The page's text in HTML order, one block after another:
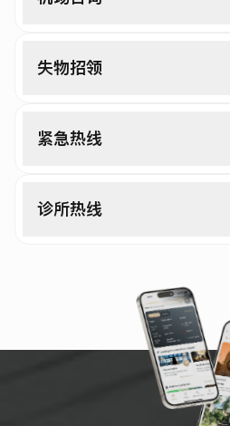
失物招领
紧急热线
诊所热线